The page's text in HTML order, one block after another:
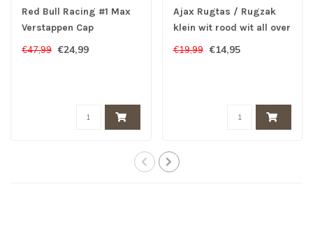
Red Bull Racing #1 Max
Verstappen Cap
€47,99 €24,99
Ajax Rugtas / Rugzak
klein wit rood wit all over
logo XXX
€19,99 €14,95